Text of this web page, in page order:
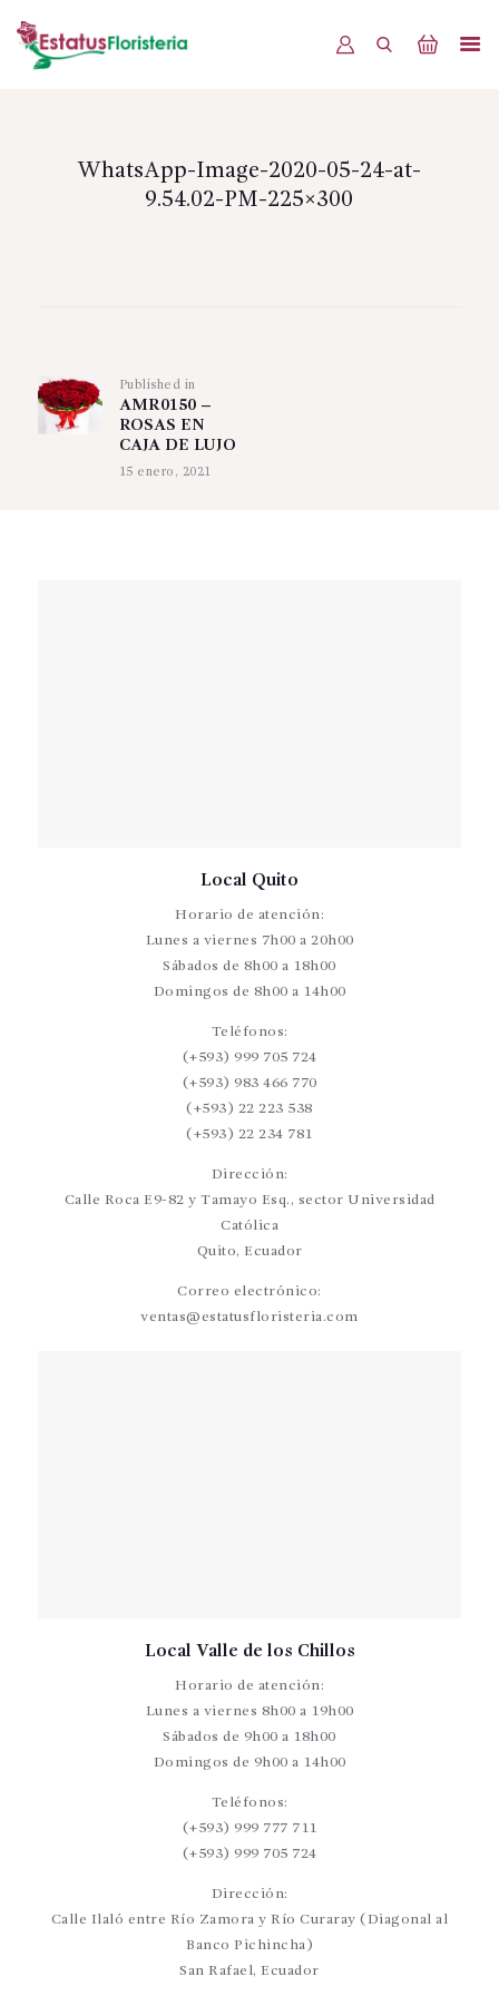
PRODUCTOS
OFERTAS
WhatsApp-Image-2020-05-24-at-
9.54.02-PM-225×300
entradasPublished in
post:
AMR0150 –
ROSAS EN
CAJA DE LUJO
15 enero, 2021
Local Quito
Horario de atención:
Lunes a viernes 7h00 a 20h00
Sábados de 8h00 a 18h00
Domingos de 8h00 a 14h00
Teléfonos:
(+593) 999 705 724
(+593) 983 466 770
(+593) 22 223 538
(+593) 22 234 781
Dirección:
Calle Roca E9-82 y Tamayo Esq., sector Universidad
Católica
Quito, Ecuador
Correo electrónico:
ventas@estatusfloristeria.com
Local Valle de los Chillos
Horario de atención:
Lunes a viernes 8h00 a 19h00
Sábados de 9h00 a 18h00
Domingos de 9h00 a 14h00
Teléfonos:
(+593) 999 777 711
(+593) 999 705 724
Dirección:
Calle Ilaló entre Río Zamora y Río Curaray (Diagonal al
Banco Pichincha)
San Rafael, Ecuador